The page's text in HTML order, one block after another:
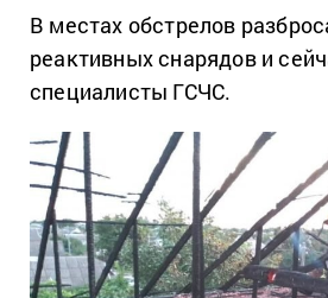
В местах обстрелов
реактивных снарядов и
специалисты ГСЧС.